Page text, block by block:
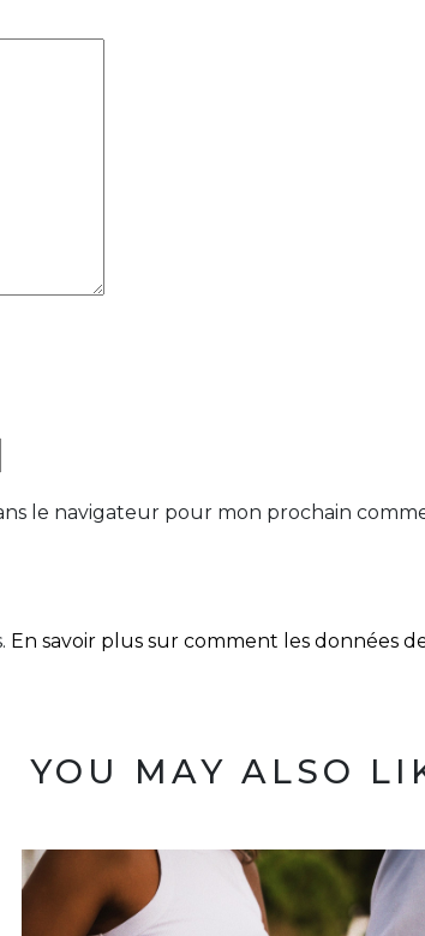
le navigateur pour mon prochain
En savoir plus sur comment les données
YOU MAY ALSO